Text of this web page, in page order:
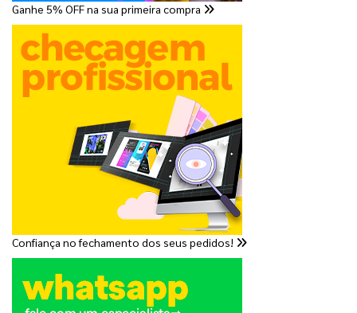
Ganhe 5% OFF na sua primeira compra
Confiança no fechamento dos seus pedidos!